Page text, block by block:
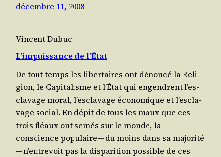
décembre 11, 2008
Vincent Dubuc
L’impuissance de l’État
De tout temps les liber­taires ont dénon­cé la Reli­
gion, le Capi­ta­lisme et l’É­tat qui engendrent l’es­
cla­vage moral, l’es­cla­vage éco­no­mique et l’es­cla­
vage social. En dépit de tous les maux que ces
trois fléaux ont semés sur le monde, la
conscience popu­laire — du moins dans sa majo­ri­té
— n’en­tre­voit pas la dis­pa­ri­tion pos­sible de ces